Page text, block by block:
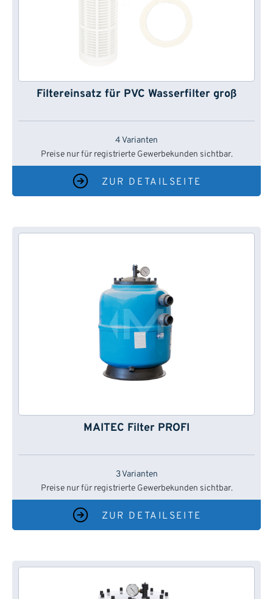
Filtereinsatz für PVC Wasserfilter groß
4 Varianten
Preise nur für registrierte Gewerbekunden sichtbar.
ZUR DETAILSEITE
MAITEC Filter PROFI
3 Varianten
Preise nur für registrierte Gewerbekunden sichtbar.
ZUR DETAILSEITE